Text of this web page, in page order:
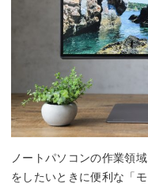
ノートパソコンの作業領
をしたいときに便利な「